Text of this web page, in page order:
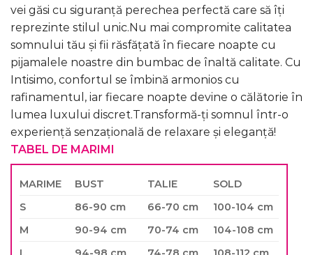
vei găsi cu siguranță perechea perfectă care să îți
reprezinte stilul unic.Nu mai compromite calitatea
somnului tău și fii răsfățată în fiecare noapte cu
pijamalele noastre din bumbac de înaltă calitate. Cu
Intisimo, confortul se îmbină armonios cu
rafinamentul, iar fiecare noapte devine o călătorie în
lumea luxului discret.Transformă-ți somnul într-o
experiență senzațională de relaxare și eleganță!
TABEL DE MARIMI
MARIME BUST TALIE
SOLD
S
86-90 cm 66-70 cm
100-104 cm
M
90-94 cm 70-74 cm
104-108 cm